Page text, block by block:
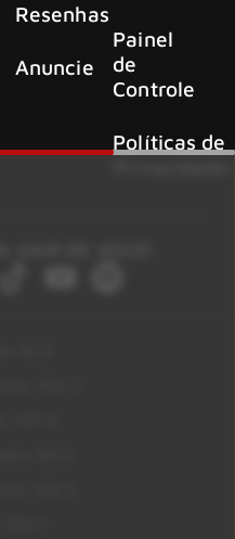
Resenhas
Anuncie
Painel
de
Controle
Políticas de